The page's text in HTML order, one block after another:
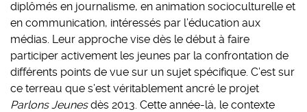
diplômés en journalisme, en animation socioculturelle et
en communication, intéressés par l’éducation aux
médias. Leur approche vise dès le début à faire
participer activement les jeunes par la confrontation de
différents points de vue sur un sujet spécifique. C’est sur
ce terreau que s’est véritablement ancré le projet
Parlons Jeunesdès 2013. Cette année-là, le contexte